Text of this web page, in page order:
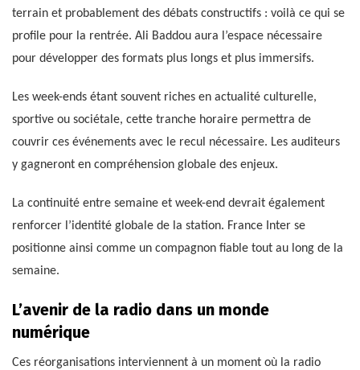
terrain et probablement des débats constructifs : voilà ce qui se
profile pour la rentrée. Ali Baddou aura l’espace nécessaire
pour développer des formats plus longs et plus immersifs.
Les week-ends étant souvent riches en actualité culturelle,
sportive ou sociétale, cette tranche horaire permettra de
couvrir ces événements avec le recul nécessaire. Les auditeurs
y gagneront en compréhension globale des enjeux.
La continuité entre semaine et week-end devrait également
renforcer l’identité globale de la station. France Inter se
positionne ainsi comme un compagnon fiable tout au long de la
semaine.
L’avenir de la radio dans un monde
numérique
Ces réorganisations interviennent à un moment où la radio